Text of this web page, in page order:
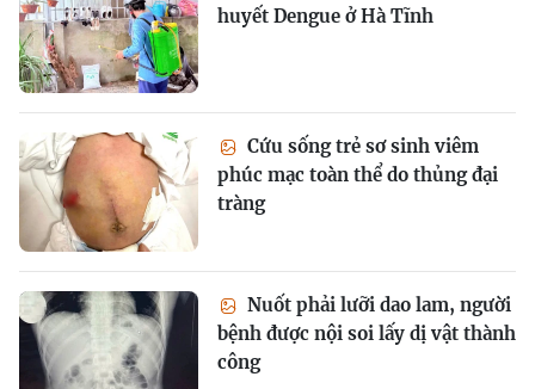
huyết Dengue ở Hà Tĩnh
Cứu sống trẻ sơ sinh viêm
phúc mạc toàn thể do thủng đại
tràng
Nuốt phải lưỡi dao lam, người
bệnh được nội soi lấy dị vật thành
công